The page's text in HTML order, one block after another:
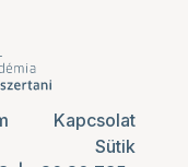
Kapcsolat
Sütik